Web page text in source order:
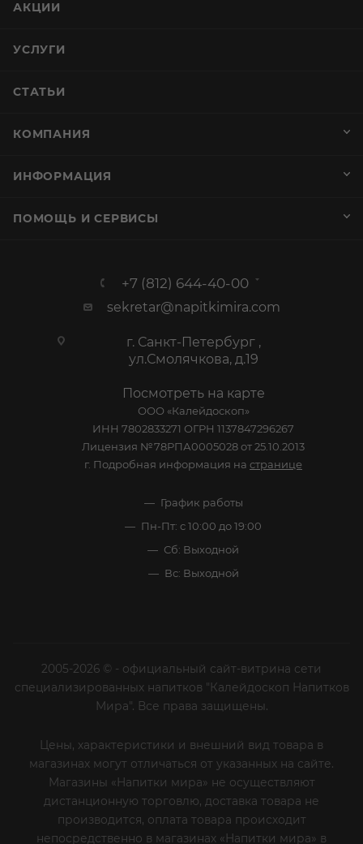
АКЦИИ
УСЛУГИ
СТАТЬИ
КОМПАНИЯ
ИНФОРМАЦИЯ
ПОМОЩЬ И СЕРВИСЫ
+7 (812) 644-40-00
sekretar@napitkimira.com
г. Санкт-Петербург ,
ул.Смолячкова, д.19
Посмотреть на карте
ООО «Калейдоскоп»
ИНН 7802833271 ОГРН 1137847296267
Лицензия №78РПА0005028 от 25.10.2013
г. Подробная информация на странице
График работы
Пн-Пт: с 10:00 до 19:00
Сб: Выходной
Вс: Выходной
2005-2026 © - официальный сайт-витрина сети
специализированных напитков "Калейдоскоп Напитков
Мира". Все права защищены.
Цены, характеристики и внешний вид товара в
магазинах могут отличаться от указанных на сайте.
Магазины «Напитки мира» не осуществляют
дистанционную торговлю, доставка товара не
производится, оплата товара происходит
непосредственно в магазинах «Напитки мира» в